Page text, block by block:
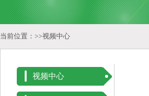
当前位置：>>视频中心
视频中心